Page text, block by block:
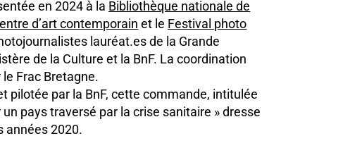
en 2024 à la Bibliothèque nationale de
d’art contemporain et le Festival photo
lauréat.es de la Grande
de la Culture et la BnF. La coordination
Frac Bretagne.
pilotée par la BnF, cette commande, intitulée
pays traversé par la crise sanitaire » dresse
années 2020.